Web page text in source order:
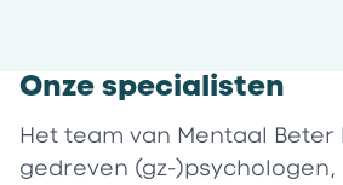
Onze specialisten
Het team van Mentaal
gedreven (gz-)psychologen,